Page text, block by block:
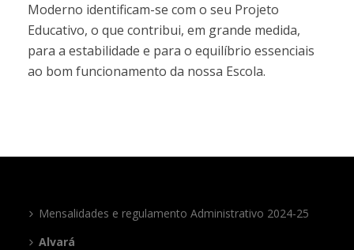
Moderno identificam-se com o seu Projeto
Educativo, o que contribui, em grande medida,
para a estabilidade e para o equilíbrio essenciais
ao bom funcionamento da nossa Escola.
Mensalidades e regulamento Administrativo 2024-25
Alvará